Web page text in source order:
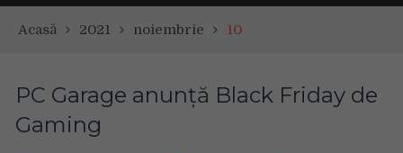
Acasă 2021 noiembrie 10
PC Garage anunţă Black Friday de
Gaming